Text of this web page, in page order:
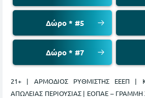
Δώρο * #5
Δώρο * #7
21+ | ΑΡΜΟΔΙΟΣ ΡΥΘΜΙΣΤΗΣ ΕΕΕΠ |
ΑΠΩΛΕΙΑΣ ΠΕΡΙΟΥΣΙΑΣ | ΕΟΠΑΕ – ΓΡΑΜΜΗ